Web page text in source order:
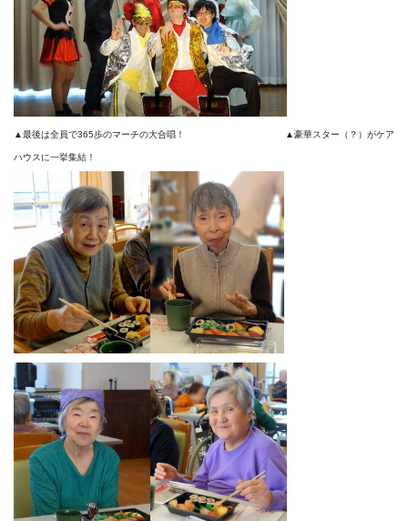
▲最後は全員で365歩のマーチの大合唱！ ▲豪華スター（？）がケア
ハウスに一挙集結！